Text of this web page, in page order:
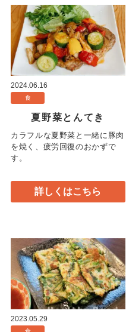
2024.06.16
食
夏野菜とんてき
カラフルな夏野菜と一緒に豚肉
を焼く、疲労回復のおかずで
す。
詳しくはこちら
2023.05.29